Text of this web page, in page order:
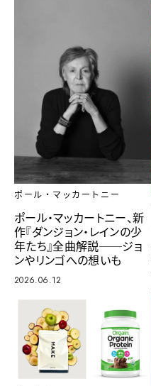
ポール・マッカートニー
ポール・マッカートニー、新
作『ダンジョン・レインの少
年たち』全曲解説──ジョ
ンやリンゴへの想いも
2026.06.12